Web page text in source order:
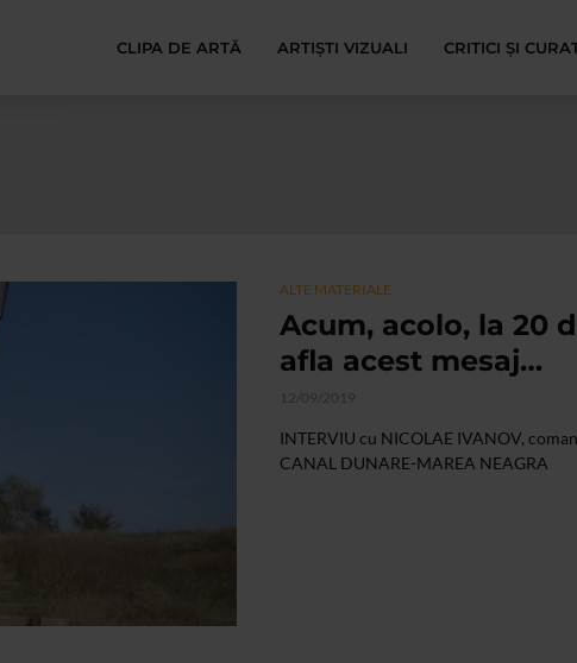
CLIPA DE ARTĂ ARTIȘTI VIZUALI CRITICI ȘI
ALTE MATERIALE
Acum, acolo, la 20
afla acest mesaj…
12/09/2019
INTERVIU cu NICOLAE IVANOV,
CANAL DUNARE-MAREA NEAGRA